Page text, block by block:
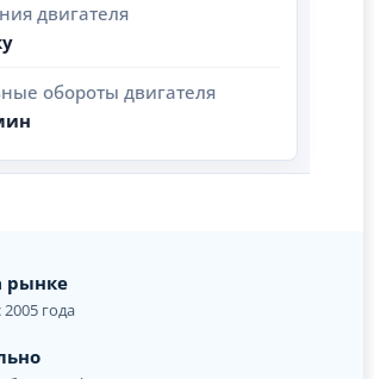
двигателя
обороты двигателя
рынке
года